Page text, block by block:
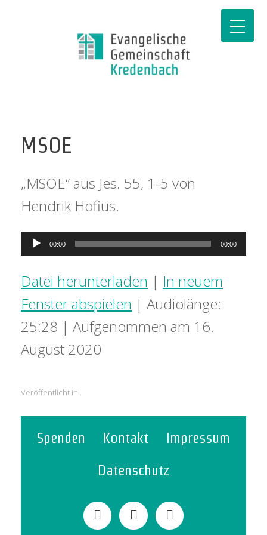
MSOE
„MSOE“ aus Jes. 55, 1-5 von
Hendrik Hofius.
Audio-
00:00 00:00
Datei herunterladen | In neuem
Fenster abspielen | Audiolänge:
25:28 | Aufgenommen am 16.
August 2020
Veröffentlicht in .
Spenden Kontakt
Impressum
Datenschutz